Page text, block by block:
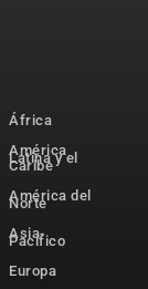
África
América
Latina y el
Caribe
América del
Norte
Asia-
Pacífico
Europa